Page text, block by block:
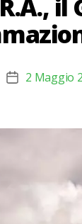
Data2 Maggio